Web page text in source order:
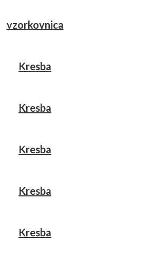
vzorkovnica
Kresba
Kresba
Kresba
Kresba
Kresba